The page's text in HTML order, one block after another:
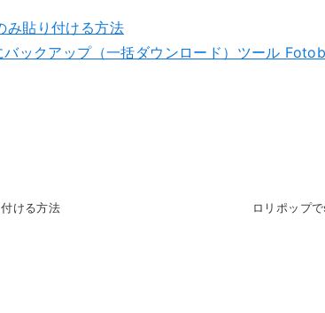
み貼り付ける方法
ックアップ（一括ダウンロード）ツール
ける方法 ロリポップ